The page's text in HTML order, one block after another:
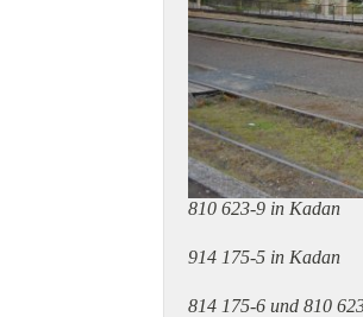
810 623-9 in Kadan
914 175-5 in Kadan
814 175-6 und 810